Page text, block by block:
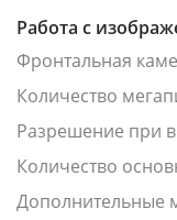
Работа с
Фронтальная
Количество
Разрешение при
Количество
Дополнительные